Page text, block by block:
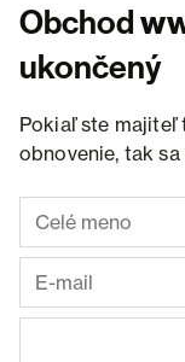
Obchod
ukončený
Pokiaľ ste majiteľ
obnovenie, tak